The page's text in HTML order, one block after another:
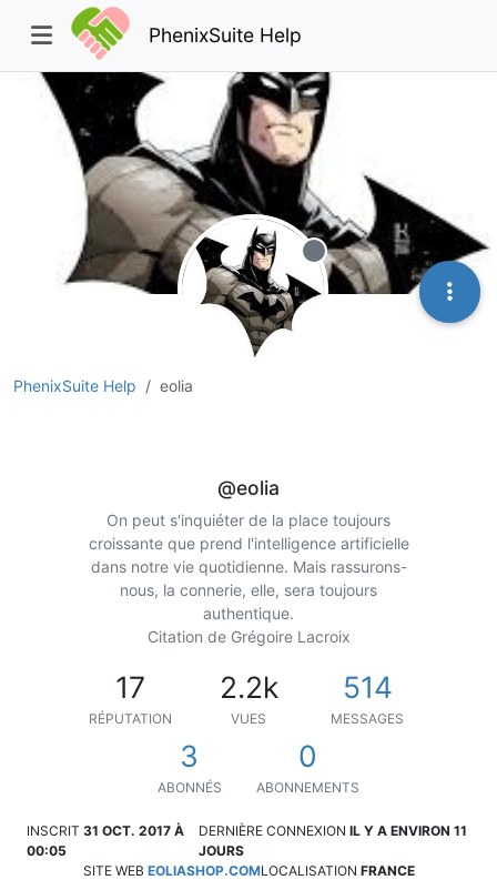
PhenixSuite Help
PhenixSuite Help eolia
Hors-ligne
@eolia
On peut s'inquiéter de la place toujours
croissante que prend l'intelligence artificielle
dans notre vie quotidienne. Mais rassurons-
nous, la connerie, elle, sera toujours
authentique.
Citation de Grégoire Lacroix
17
RÉPUTATION
2.2k
VUES
514
MESSAGES
3
ABONNÉS
0
ABONNEMENTS
INSCRIT 31 OCT. 2017 À
00:05
DERNIÈRE CONNEXION IL Y A ENVIRON 11
JOURS
SITE WEB EOLIASHOP.COMLOCALISATION FRANCE